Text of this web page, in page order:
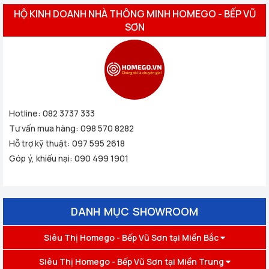
HỘ KINH DOANH NHÀ THÔNG MINH HOMEGO - BẾP VŨ
SƠN
Hotline: 082 3737 333
Tư vấn mua hàng: 098 570 8282
Hỗ trợ kỹ thuật: 097 595 2618
Góp ý, khiếu nại: 090 499 1901
DANH MỤC SHOWROOM
Siêu Thị Homego - Bếp Vũ Sơn tại Miền Bắc
Siêu Thị Homego - Bếp Vũ Sơn tại Miền Trung